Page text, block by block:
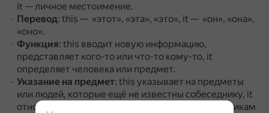
it — личное местоимение.
Перевод: this — «этот», «эта», «это», it — «он», «она»,
«оно».
Функция: this вводит новую информацию,
представляет кого-то или что-то кому-то, it
определяет человека или предмет.
Указание на предмет: this указывает на предметы
или людей, которые ещё не известны собеседнику, it
относится к тому, что уже известно всем участникам